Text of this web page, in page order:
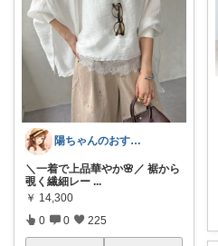
陽ちゃんのおすすめROOM
＼一着で上品華やか🌸／ 裾から
覗く繊細レー ...
￥ 14,300
0 0 225